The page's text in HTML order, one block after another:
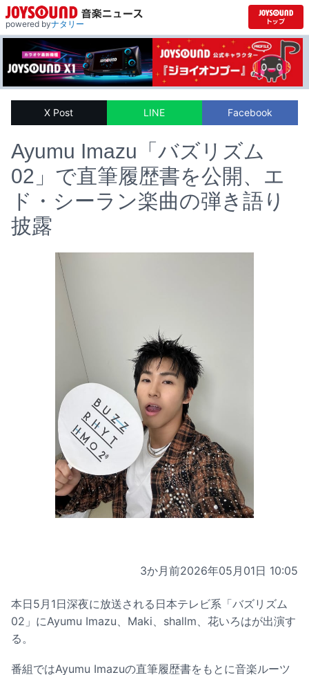
powered byナタリー
X Post LINE Facebook
Ayumu Imazu「バズリズム
02」で直筆履歴書を公開、エ
ド・シーラン楽曲の弾き語り
披露
3か月前2026年05月01日 10:05
本日5月1日深夜に放送される日本テレビ系「バズリズム
02」にAyumu Imazu、Maki、shallm、花いろはが出演す
る。
番組ではAyumu Imazuの直筆履歴書をもとに音楽ルーツ